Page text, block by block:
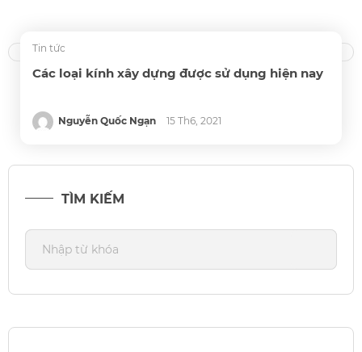
Tin tức
Các loại kính xây dựng được sử dụng hiện nay
Nguyễn Quốc Ngạn 15 Th6, 2021
TÌM KIẾM